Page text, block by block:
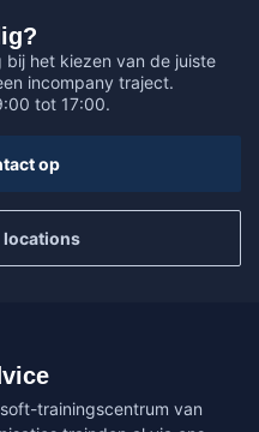
bij het kiezen van de juiste
incompany traject.
tot 17:00.
op
locations
trainingscentrum van